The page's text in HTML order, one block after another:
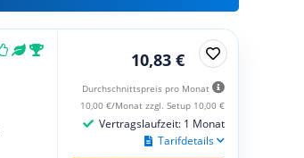
10,83 €
Durchschnittspreis pro Monat
10,00 €/Monat zzgl. Setup 10,00 €
Vertragslaufzeit: 1 Monat
Tarifdetails